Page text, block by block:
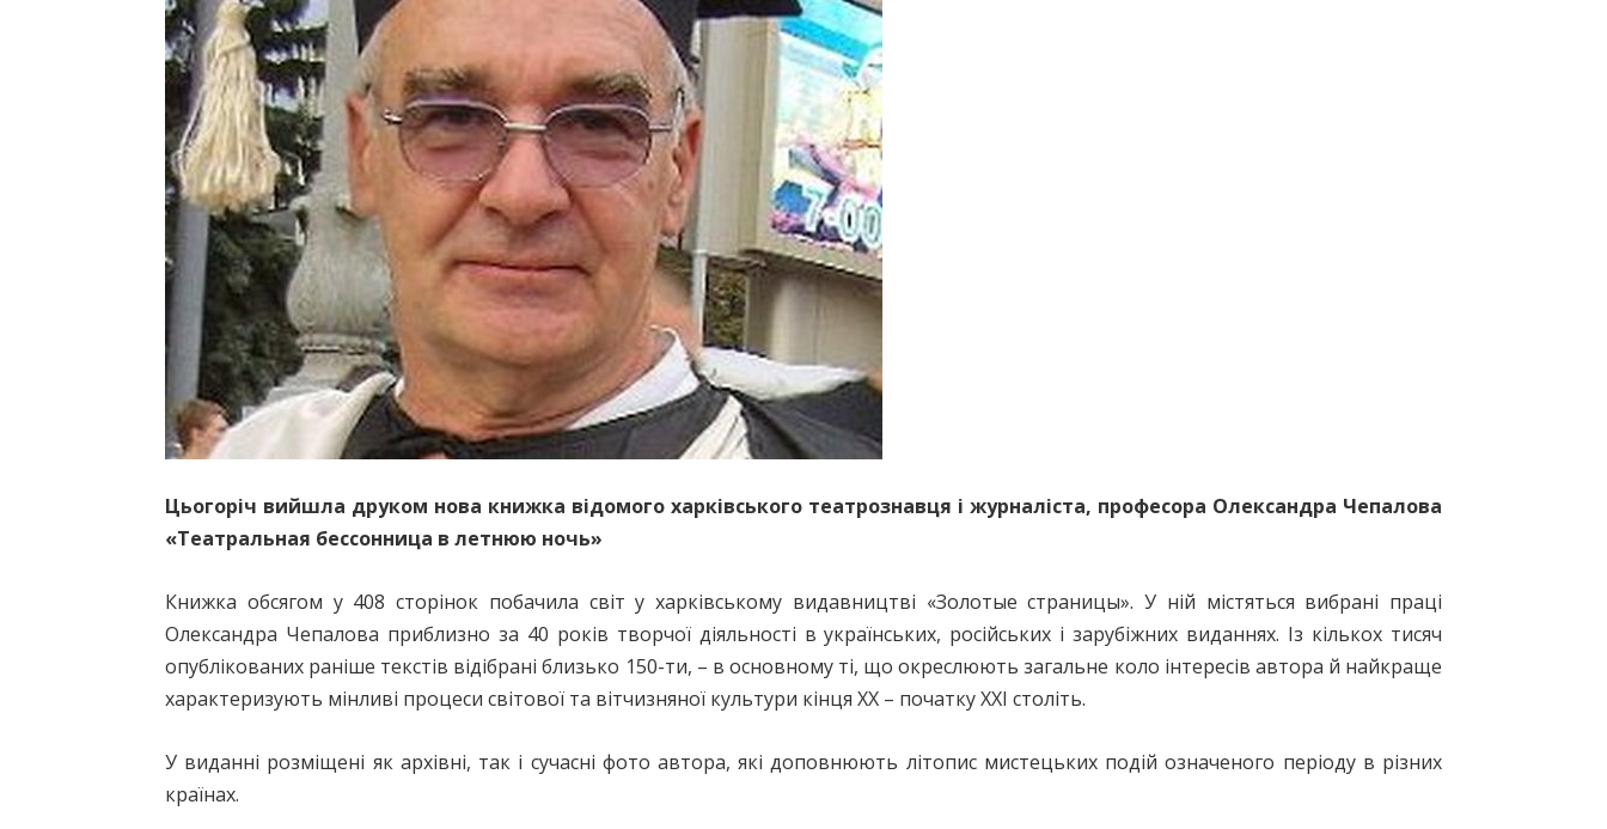
Цьогоріч вийшла друком нова книжка відомого харківського театрознавця і журналіста, професора Олександра Чепалова
«Театральная бессонница в летнюю ночь»
Книжка обсягом у 408 сторінок побачила світ у харківському видавництві «Золотые страницы». У ній містяться вибрані праці
Олександра Чепалова приблизно за 40 років творчої діяльності в українських, російських і зарубіжних виданнях. Із кількох тисяч
опублікованих раніше текстів відібрані близько 150-ти, – в основному ті, що окреслюють загальне коло інтересів автора й найкраще
характеризують мінливі процеси світової та вітчизняної культури кінця ХХ – початку ХХI століть.
У виданні розміщені як архівні, так і сучасні фото автора, які доповнюють літопис мистецьких подій означеного періоду в різних
країнах.